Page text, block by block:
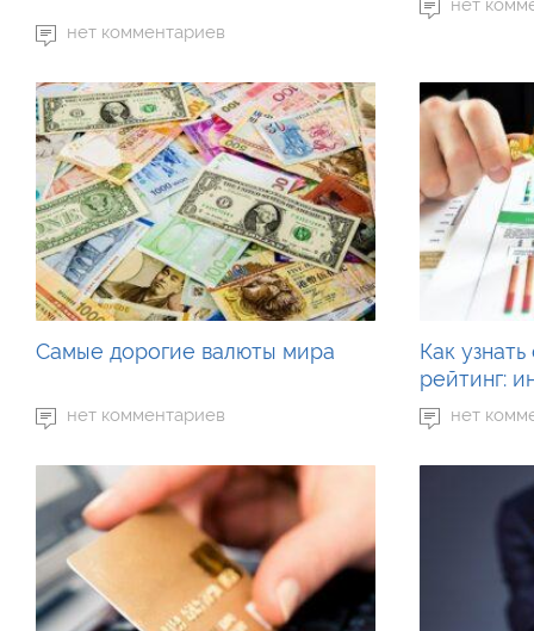
нет комментариев
нет
Самые дорогие валюты мира
нет комментариев
Как
рейтинг:
нет